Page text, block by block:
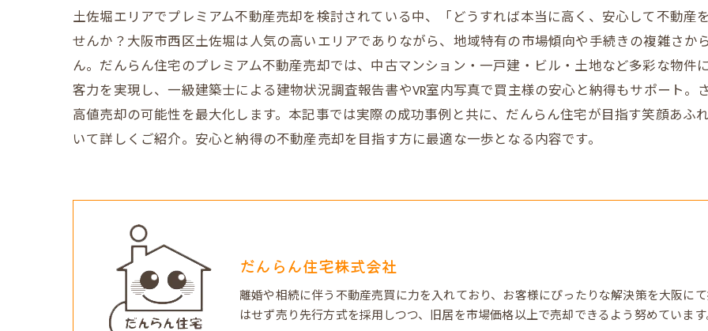
土佐堀エリアでプレミアム不動産売却を検討されている中、「どうすれば本当に高く、安心して不動
せんか？大阪市西区土佐堀は人気の高いエリアでありながら、地域特有の市場傾向や手続きの複雑さ
ん。だんらん住宅のプレミアム不動産売却では、中古マンション・一戸建・ビル・土地など多彩な物件
客力を実現し、一級建築士による建物状況調査報告書やVR室内写真で買主様の安心と納得もサポート
高値売却の可能性を最大化します。本記事では実際の成功事例と共に、だんらん住宅が目指す笑顔あふ
いて詳しくご紹介。安心と納得の不動産売却を目指す方に最適な一歩となる内容です。
だんらん住宅株式会社
離婚や相続に伴う不動産売買に力を入れており、お客様にぴったりな解決策を大阪に
はせず売り先行方式を採用しつつ、旧居を市場価格以上で売却できるよう努めていま